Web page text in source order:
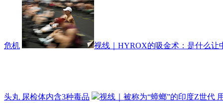
危机 视线｜HYROX的吸金术：是什么让
头丸 尿检体内含3种毒品
视线｜被称为“蟑螂”的印度Z世代